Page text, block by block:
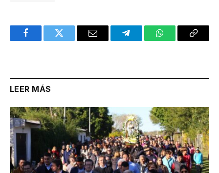
FacebookTwitter Email TelegramWhatsAppCopy
LEER MÁS